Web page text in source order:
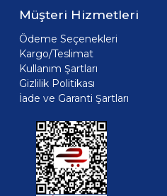
Müşteri Hizmetleri
Ödeme Seçenekleri
Kargo/Teslimat
Kullanım Şartları
Gizlilik Politikası
İade ve Garanti Şartları